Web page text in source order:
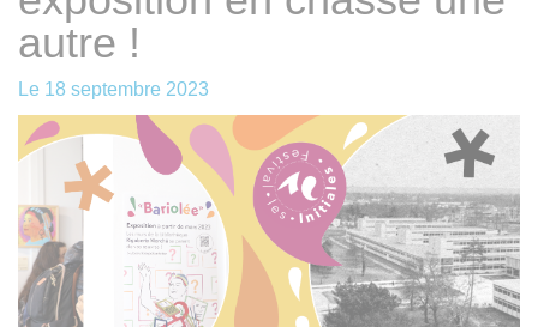
autre !
Le 18 septembre 2023